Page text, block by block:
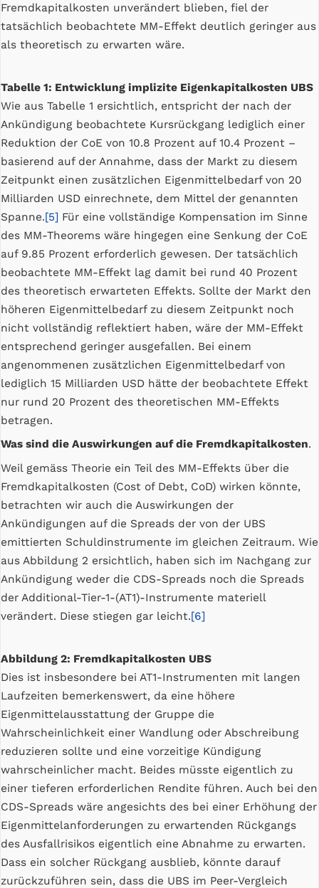
Fremdkapitalkosten unverändert blieben, fiel der
tatsächlich beobachtete MM-Effekt deutlich geringer aus
als theoretisch zu erwarten wäre.
Tabelle 1: Entwicklung implizite Eigenkapitalkosten UBS
Wie aus Tabelle 1 ersichtlich, entspricht der nach der
Ankündigung beobachtete Kursrückgang lediglich einer
Reduktion der CoE von 10.8 Prozent auf 10.4 Prozent –
basierend auf der Annahme, dass der Markt zu diesem
Zeitpunkt einen zusätzlichen Eigenmittelbedarf von 20
Milliarden USD einrechnete, dem Mittel der genannten
Spanne.[5] Für eine vollständige Kompensation im Sinne
des MM-Theorems wäre hingegen eine Senkung der CoE
auf 9.85 Prozent erforderlich gewesen. Der tatsächlich
beobachtete MM-Effekt lag damit bei rund 40 Prozent
des theoretisch erwarteten Effekts. Sollte der Markt den
höheren Eigenmittelbedarf zu diesem Zeitpunkt noch
nicht vollständig reflektiert haben, wäre der MM-Effekt
entsprechend geringer ausgefallen. Bei einem
angenommenen zusätzlichen Eigenmittelbedarf von
lediglich 15 Milliarden USD hätte der beobachtete Effekt
nur rund 20 Prozent des theoretischen MM-Effekts
betragen.
Was sind die Auswirkungen auf die Fremdkapitalkosten.
Weil gemäss Theorie ein Teil des MM-Effekts über die
Fremdkapitalkosten (Cost of Debt, CoD) wirken könnte,
betrachten wir auch die Auswirkungen der
Ankündigungen auf die Spreads der von der UBS
emittierten Schuldinstrumente im gleichen Zeitraum. Wie
aus Abbildung 2 ersichtlich, haben sich im Nachgang zur
Ankündigung weder die CDS-Spreads noch die Spreads
der Additional-Tier-1-(AT1)-Instrumente materiell
verändert. Diese stiegen gar leicht.[6]
Abbildung 2: Fremdkapitalkosten UBS
Dies ist insbesondere bei AT1-Instrumenten mit langen
Laufzeiten bemerkenswert, da eine höhere
Eigenmittelausstattung der Gruppe die
Wahrscheinlichkeit einer Wandlung oder Abschreibung
reduzieren sollte und eine vorzeitige Kündigung
wahrscheinlicher macht. Beides müsste eigentlich zu
einer tieferen erforderlichen Rendite führen. Auch bei den
CDS-Spreads wäre angesichts des bei einer Erhöhung der
Eigenmittelanforderungen zu erwartenden Rückgangs
des Ausfallrisikos eigentlich eine Abnahme zu erwarten.
Dass ein solcher Rückgang ausblieb, könnte darauf
zurückzuführen sein, dass die UBS im Peer-Vergleich